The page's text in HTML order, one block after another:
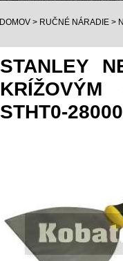
DOMOV > RUČNÉ NÁRADIE >
STANLEY
STHT0-28000